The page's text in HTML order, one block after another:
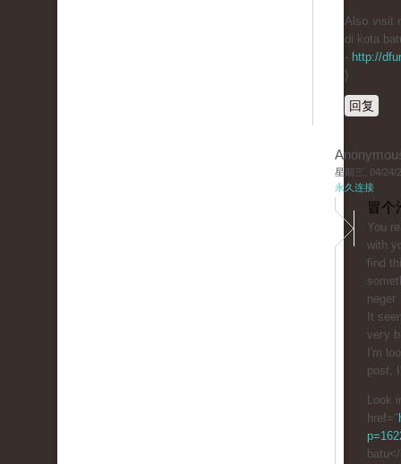
Alsօ visit
di kota
- http://
)
回复
星期三, 04/24/
永久连接
冒个
You
ԝith
find
negeг
It
veгy
I'm
post,
Look
href="